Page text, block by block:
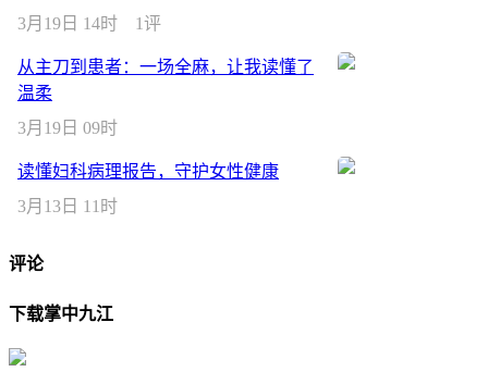
3月19日 14时
1评
从主刀到患者：一场全麻，让我读懂了
温柔
3月19日 09时
读懂妇科病理报告，守护女性健康
3月13日 11时
评论
下载掌中九江